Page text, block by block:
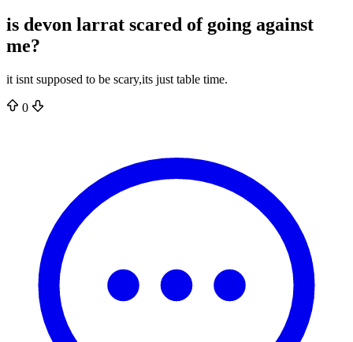
is devon larrat scared of going against
me?
it isnt supposed to be scary,its just table time.
0